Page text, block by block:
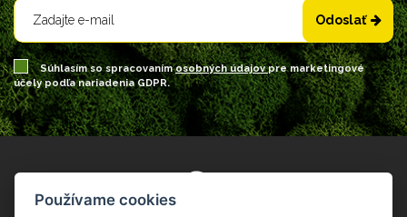
Odoslať
Súhlasím so spracovanímosobných údajovpre marketingové
účely podľa nariadenia GDPR.
Používame cookies